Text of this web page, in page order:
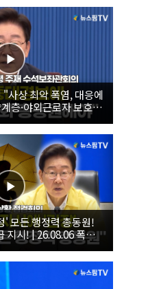
사상 최악 폭염, 대응에
층·야외근로자 보호에
차 대통령 주재 수석
모든 행정력 총동원!
지시! | 26.08.06 폭염•